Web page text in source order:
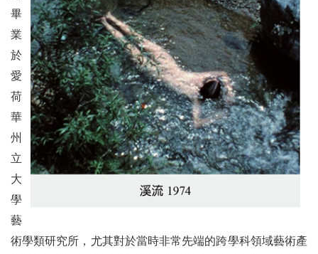
畢
業
於
愛
荷
華
州
立
大
學
藝
術學類研究所，尤其對於當時非常先端的跨學科領域藝術產